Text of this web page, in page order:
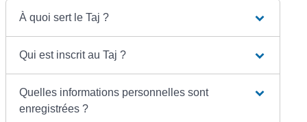
À quoi sert le Taj ?
Qui est inscrit au Taj ?
Quelles informations personnelles sont
enregistrées ?